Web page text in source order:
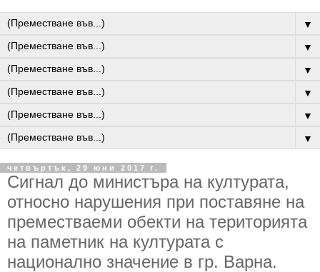
▼
▼
▼
▼
▼
▼
четвъртък, 29 юни 2017 г.
Сигнал до министъра на културата,
относно нарушения при поставяне на
преместваеми обекти на територията
на паметник на културата с
национално значение в гр. Варна.